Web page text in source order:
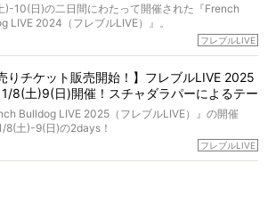
THE fu-do(ザ・フード)」を食べつづけて二年、愛
15歳になり、今も元気にお散歩をしています。
、二年前の絶望から今までを包み隠さず、時系列で
)-10(日)の二日間にわたって開催された『French
LIVE 2024（フレブルLIVE）』。
のべ5,000頭のフレンチブルドッグと7,000人のフレ
司会はフレブルラバーのロッチさん。day2の音楽フ
は世代ど真ん中のPUFFYが出演するなど、例年以上
なラインナップ。
海道、南は鹿児島県から。全国のフレンチブルドッ
堂に会した「フレブルLIVE2024」の模様を、詳しく
フレブルLIVE
りチケット販売開始！】フレブルLIVE 2025
8(土)9(日)開催！スチャダラパーによるテー
グ制作も決定
Bulldog LIVE 2025（フレブルLIVE）』の開催
8(土)-9(日)の2days！
前売りチケット、いよいよ販売スタートです！フレブルLIVE